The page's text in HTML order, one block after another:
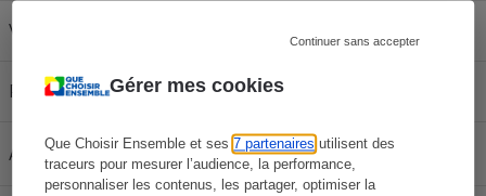
Gérer mes cookies
Que Choisir Ensemble et ses7 partenaires utilisent des
traceurs pour mesurer l’audience, la performance,
personnaliser les contenus, les partager, optimiser la
Continuer sans accepter
Verrouillage enfants
Plateau tournant
Arrêt du plateau tournant